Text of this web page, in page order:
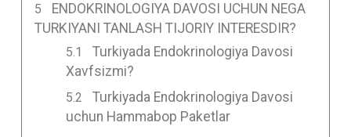
ENDOKRINOLOGIYA DAVOSI UCHUN NEGA
TURKIYANI TANLASH TIJORIY INTERESDIR?
Turkiyada Endokrinologiya Davosi
Xavfsizmi?
Turkiyada Endokrinologiya Davosi
uchun Hammabop Paketlar